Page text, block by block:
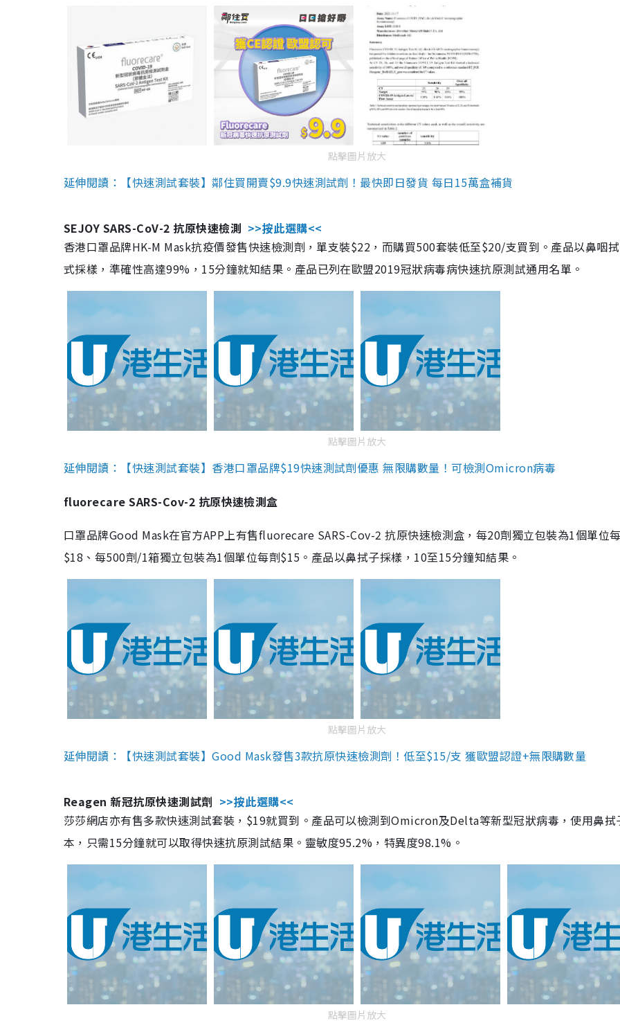
點擊圖片放大
延伸閱讀：【快速測試套裝】鄰住買開賣$9.9快速測試劑！最快即日發貨 每日15萬盒補貨
SEJOY SARS-CoV-2 抗原快速檢測 >>按此選購<<
香港口罩品牌HK-M Mask抗疫價發售快速檢測劑，單支裝$22，而購買500套裝低至$20/支買到。產品以鼻咽
式採樣，準確性高達99%，15分鐘就知結果。產品已列在歐盟2019冠狀病毒病快速抗原測試通用名單。
點擊圖片放大
延伸閱讀：【快速測試套裝】香港口罩品牌$19快速測試劑優惠 無限購數量！可檢測Omicron病毒
fluorecare SARS-Cov-2 抗原快速檢測盒
口罩品牌Good Mask在官方APP上有售fluorecare SARS-Cov-2 抗原快速檢測盒，每20劑獨立包裝為1個單位
$18、每500劑/1箱獨立包裝為1個單位每劑$15。產品以鼻拭子採樣，10至15分鐘知結果。
點擊圖片放大
延伸閱讀：【快速測試套裝】Good Mask發售3款抗原快速檢測劑！低至$15/支 獲歐盟認證+無限購數量
Reagen 新冠抗原快速測試劑 >>按此選購<<
莎莎網店亦有售多款快速測試套裝，$19就買到。產品可以檢測到Omicron及Delta等新型冠狀病毒，使用鼻拭
本，只需15分鐘就可以取得快速抗原測試結果。靈敏度95.2%，特異度98.1%。
點擊圖片放大